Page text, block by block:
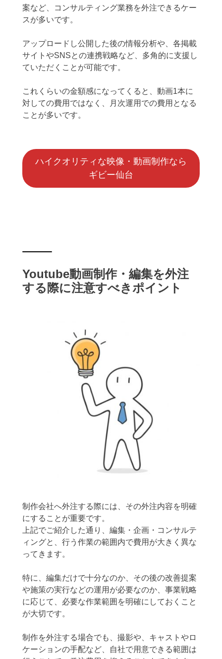
案など、コンサルティング業務を外注できるケー
スが多いです。
アップロードし公開した後の情報分析や、各掲載
サイトやSNSとの連携戦略など、多角的に支援し
ていただくことが可能です。
これくらいの金額感になってくると、動画1本に
対しての費用ではなく、月次運用での費用となる
ことが多いです。
ハイクオリティな映像・動画制作なら
ギビー仙台
Youtube動画制作・編集を外注
する際に注意すべきポイント
制作会社へ外注する際には、その外注内容を明確
にすることが重要です。
上記でご紹介した通り、編集・企画・コンサルテ
ィングと、行う作業の範囲内で費用が大きく異な
ってきます。
特に、編集だけで十分なのか、その後の改善提案
や施策の実行などの運用が必要なのか、事業戦略
に応じて、必要な作業範囲を明確にしておくこと
が大切です。
制作を外注する場合でも、撮影や、キャストやロ
ケーションの手配など、自社で用意できる範囲は